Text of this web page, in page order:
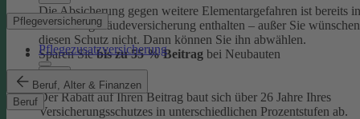
Pflegeversicherung
Pflegezusatzversicherung
Beruf, Alter & Finanzen
Beruf
Die Absicherung gegen weitere Elementargefahren ist bereits in
der Wohngebäudeversicherung enthalten – außer Sie wünschen
diesen Schutz nicht. Dann können Sie ihn abwählen.
Sparen Siebis zu 55 % Beitrag bei Neubauten
Der Rabatt auf Ihren Beitrag baut sich über 26 Jahre Ihres
Versicherungsschutzes in unterschiedlichen Prozentstufen ab.